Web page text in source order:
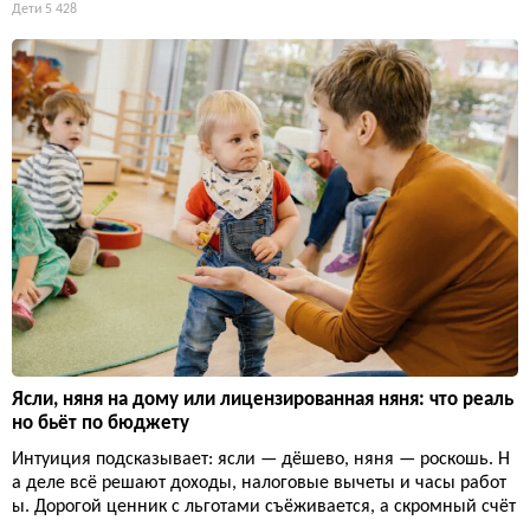
Дети 5 428
Ясли, няня на дому или лицензированная няня: что реаль
но бьёт по бюджету
Интуиция подсказывает: ясли — дёшево, няня — роскошь. Н
а деле всё решают доходы, налоговые вычеты и часы работ
ы. Дорогой ценник с льготами съёживается, а скромный счёт